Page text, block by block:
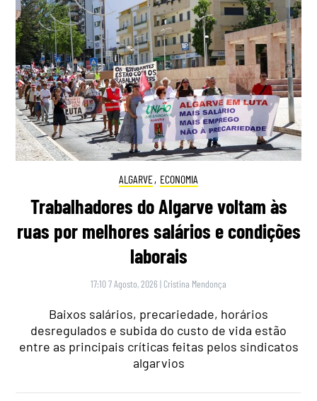
ALGARVE, ECONOMIA
Trabalhadores do Algarve voltam às
ruas por melhores salários e condições
laborais
17:10 7 Agosto, 2026 | Cristina Mendonça
Baixos salários, precariedade, horários
desregulados e subida do custo de vida estão
entre as principais críticas feitas pelos sindicatos
algarvios